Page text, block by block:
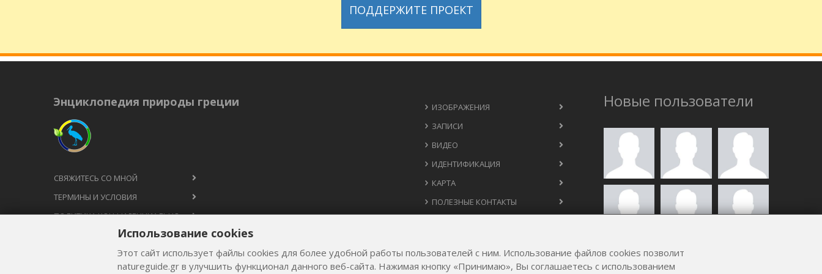
ПОДДЕРЖИТЕ ПРОЕКТ
Энциклопедия природы греции
СВЯЖИТЕСЬ СО МНОЙ
ТЕРМИНЫ И УСЛОВИЯ
ПОЛИТИКА КОНФИДЕНЦИАЛЬНОСТИ
ИЗОБРАЖЕНИЯ
ЗАПИСИ
ВИДЕО
ИДЕНТИФИКАЦИЯ
КАРТА
ПОЛЕЗНЫЕ КОНТАКТЫ
Новые пользователи
Использование cookies
Этот сайт использует файлы cookies для более удобной работы пользователей с ним. Использование файлов cookies позволит
natureguide.gr в улучшить функционал данного веб-сайта. Нажимая кнопку «Принимаю», Вы соглашаетесь с использованием